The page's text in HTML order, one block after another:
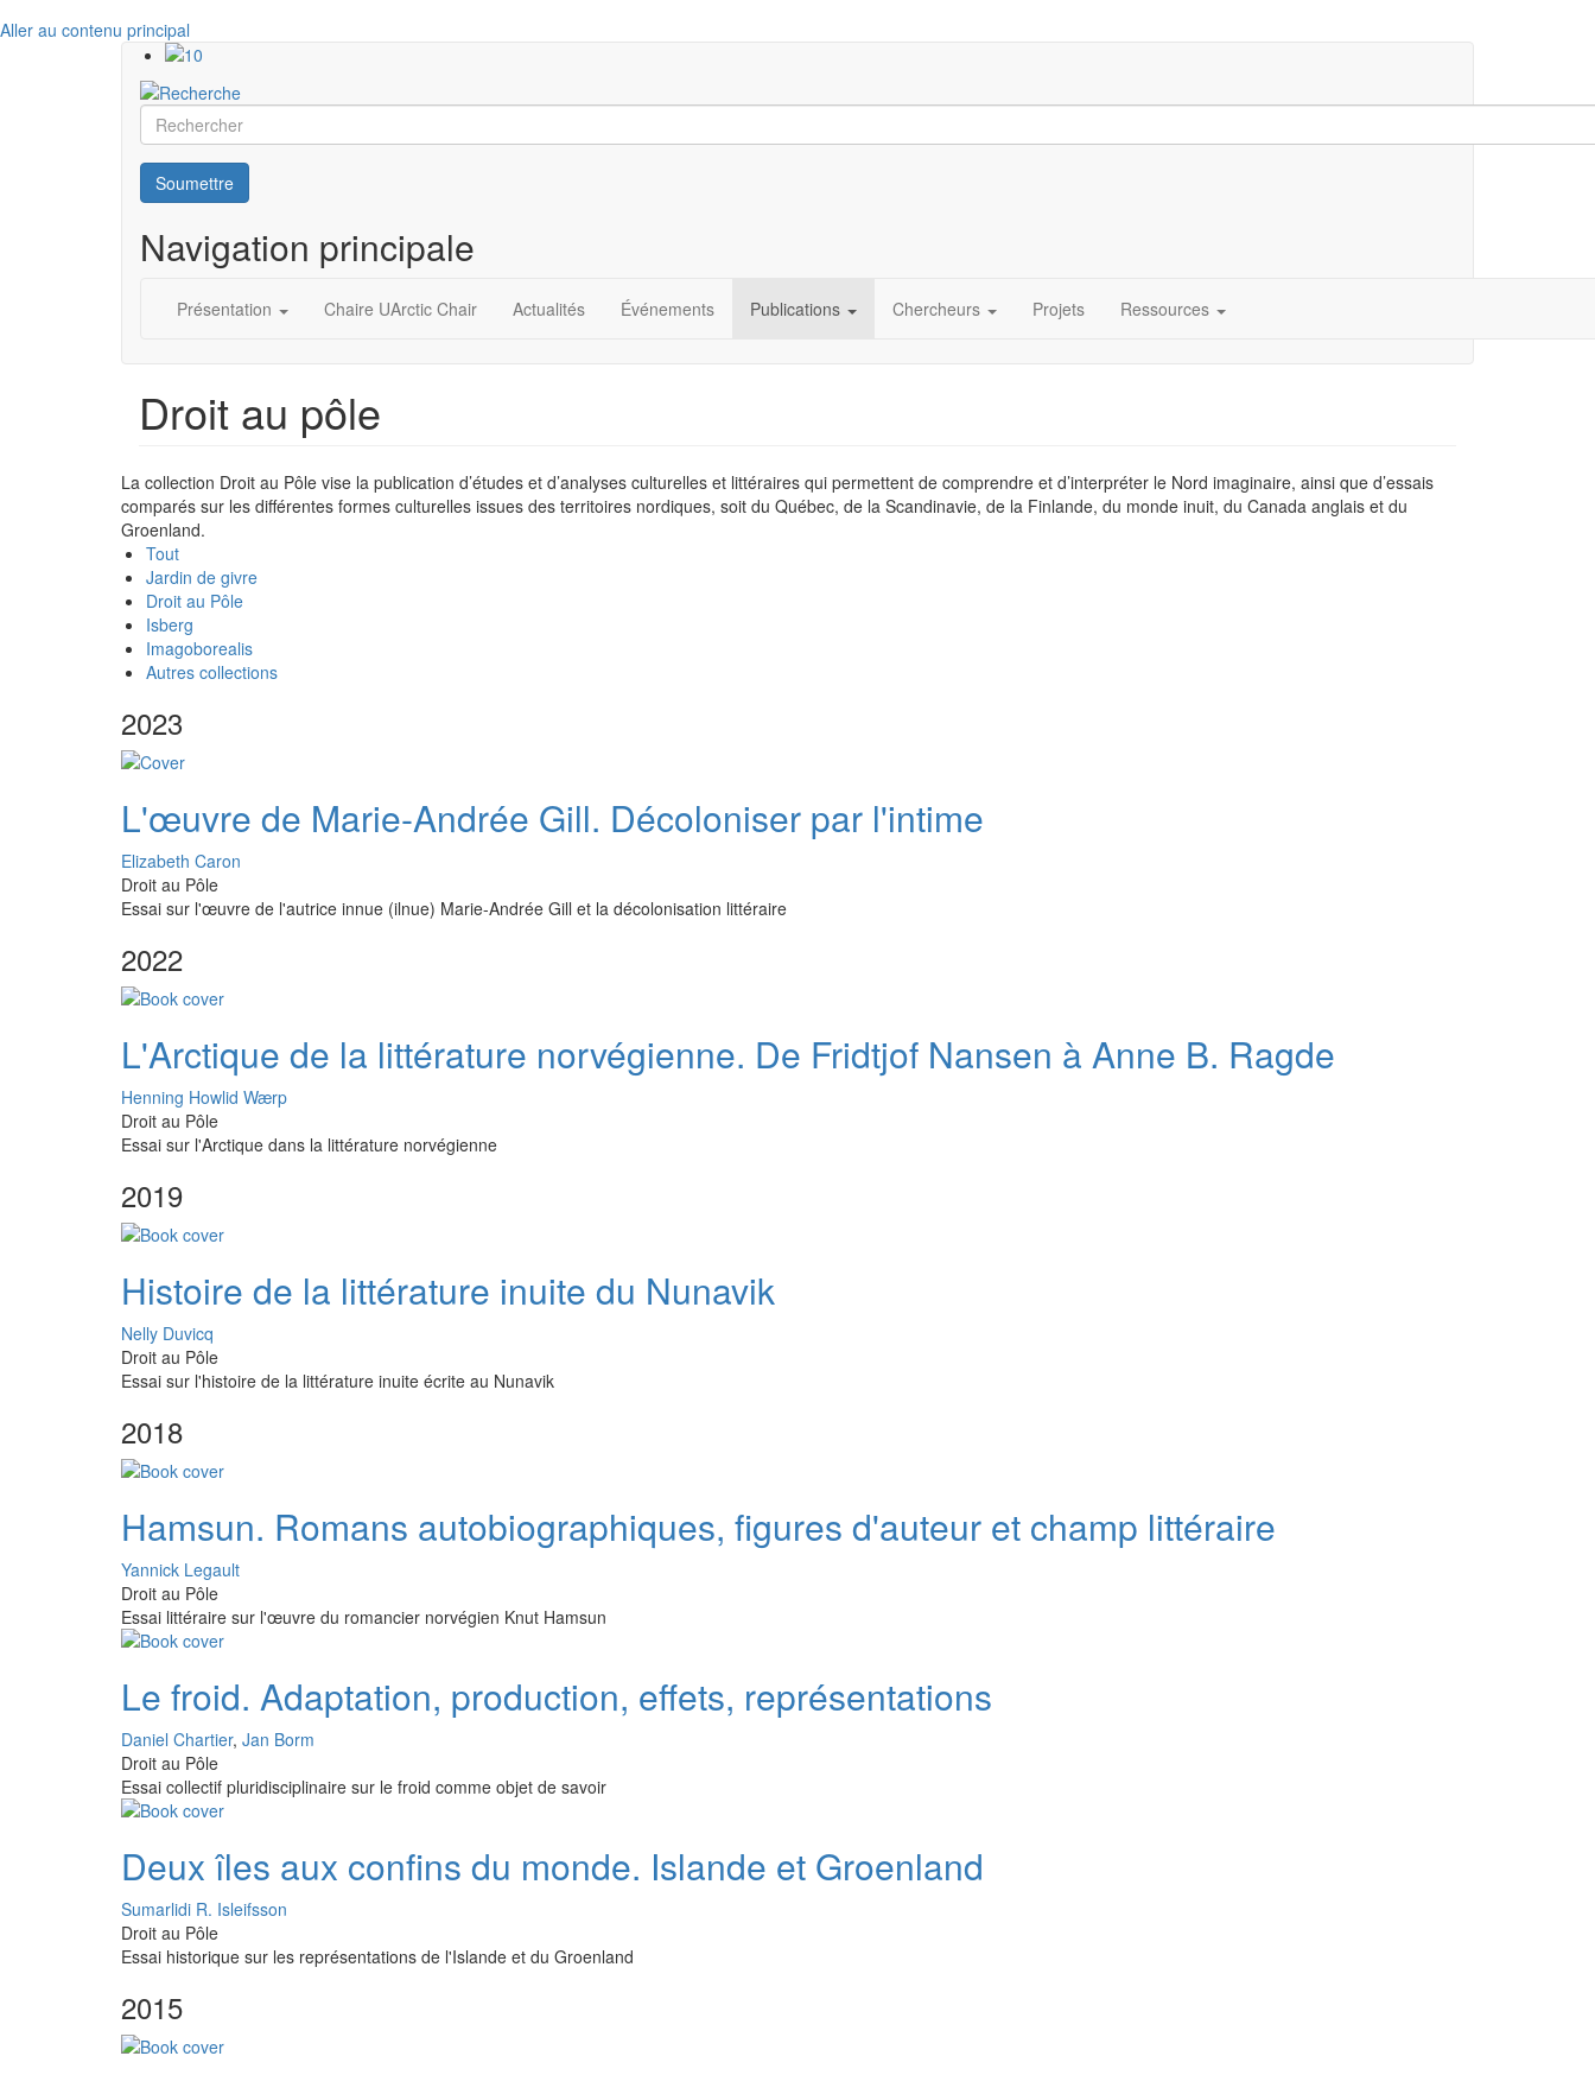
Aller au contenu principal
Rechercher
Soumettre
Navigation principale
Présentation Chaire UArctic Chair Actualités Événements Publications Chercheurs Projets Ressources
Droit au pôle
La collection Droit au Pôle vise la publication d’études et d’analyses culturelles et littéraires qui permettent de comprendre et d’interpréter le Nord imaginaire, ainsi que d’essais
comparés sur les différentes formes culturelles issues des territoires nordiques, soit du Québec, de la Scandinavie, de la Finlande, du monde inuit, du Canada anglais et du
Groenland.
Tout
Jardin de givre
Droit au Pôle
Isberg
Imagoborealis
Autres collections
2023
L'œuvre de Marie-Andrée Gill. Décoloniser par l'intime
Elizabeth Caron
Droit au Pôle
Essai sur l'œuvre de l'autrice innue (ilnue) Marie-Andrée Gill et la décolonisation littéraire
2022
L'Arctique de la littérature norvégienne. De Fridtjof Nansen à Anne B. Ragde
Henning Howlid Wærp
Droit au Pôle
Essai sur l'Arctique dans la littérature norvégienne
2019
Histoire de la littérature inuite du Nunavik
Nelly Duvicq
Droit au Pôle
Essai sur l'histoire de la littérature inuite écrite au Nunavik
2018
Hamsun. Romans autobiographiques, figures d'auteur et champ littéraire
Yannick Legault
Droit au Pôle
Essai littéraire sur l'œuvre du romancier norvégien Knut Hamsun
Le froid. Adaptation, production, effets, représentations
Daniel Chartier, Jan Borm
Droit au Pôle
Essai collectif pluridisciplinaire sur le froid comme objet de savoir
Deux îles aux confins du monde. Islande et Groenland
Sumarlidi R. Isleifsson
Droit au Pôle
Essai historique sur les représentations de l'Islande et du Groenland
2015